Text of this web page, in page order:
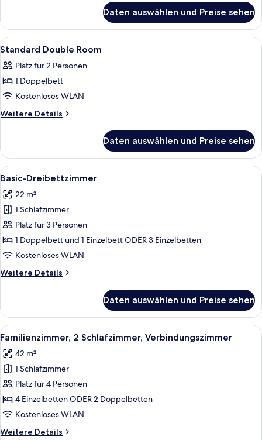
Doppel-
oder
-
Daten auswählen und Preise sehen
Alle
Fotos
für
Standard
Double
Room
Ein Hotelzimmer mit Bett,
3
Standard Double Room
Platz für 2 Personen
1 Doppelbett
Kostenloses WLAN
Weitere Details
Weitere
Double
Room
Daten auswählen und Preise sehen
Alle
Fotos
für
Basic-
Dreibettzimmer
anzeigen
Ein Hotelzimmer mit einem Bett,
4
Basic-Dreibettzimmer
22 m²
1 Schlafzimmer
Platz für 3 Personen
1 Doppelbett und 1 Einzelbett ODER 3 Einzelbetten
Kostenloses WLAN
Weitere Details
Weitere
Dreibettzimmer
Daten auswählen und Preise sehen
Alle
Fotos
für
Familienzimmer,
2 Schlafzimmer,
Verbindungszimmer
anzeigen
Ein Hotelzimmer mit einem Bett,
4
Familienzimmer, 2 Schlafzimmer, Verbindungszimmer
42 m²
1 Schlafzimmer
Platz für 4 Personen
4 Einzelbetten ODER 2 Doppelbetten
Kostenloses WLAN
Weitere Details
Weitere